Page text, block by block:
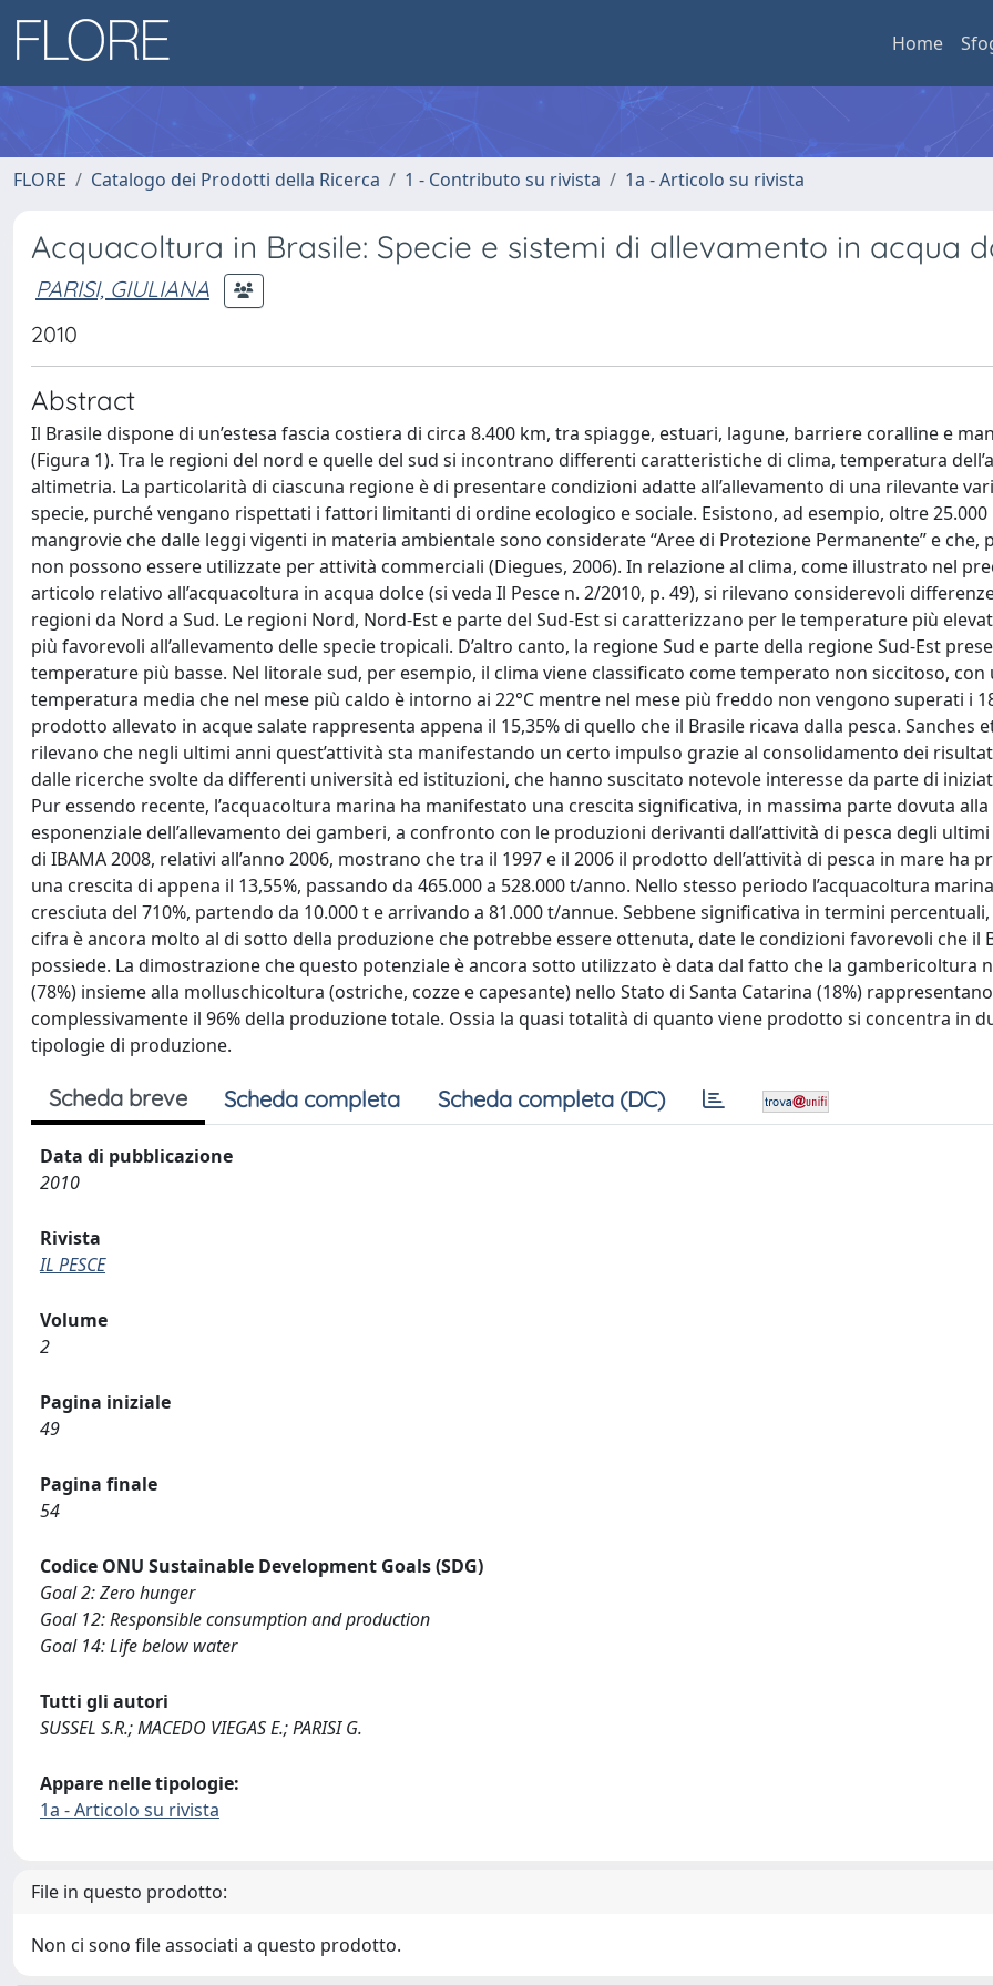
Home
FLORE Catalogo dei Prodotti della Ricerca 1 - Contributo su rivista 1a - Articolo su rivista
Acquacoltura in Brasile: Specie e sistemi di allevamento in acqua
PARISI, GIULIANA
2010
Abstract
Il Brasile dispone di un’estesa fascia costiera di circa 8.400 km, tra spiagge, estuari, lagune, barriere coralline e
(Figura 1). Tra le regioni del nord e quelle del sud si incontrano differenti caratteristiche di clima, temperatura
altimetria. La particolarità di ciascuna regione è di presentare condizioni adatte all’allevamento di una rilevante
specie, purché vengano rispettati i fattori limitanti di ordine ecologico e sociale. Esistono, ad esempio, oltre 25.000
mangrovie che dalle leggi vigenti in materia ambientale sono considerate “Aree di Protezione Permanente” e che,
non possono essere utilizzate per attività commerciali (Diegues, 2006). In relazione al clima, come illustrato nel
articolo relativo all’acquacoltura in acqua dolce (si veda Il Pesce n. 2/2010, p. 49), si rilevano considerevoli
regioni da Nord a Sud. Le regioni Nord, Nord-Est e parte del Sud-Est si caratterizzano per le temperature più
più favorevoli all’allevamento delle specie tropicali. D’altro canto, la regione Sud e parte della regione Sud-Est
temperature più basse. Nel litorale sud, per esempio, il clima viene classificato come temperato non siccitoso, con
temperatura media che nel mese più caldo è intorno ai 22°C mentre nel mese più freddo non vengono superati i
prodotto allevato in acque salate rappresenta appena il 15,35% di quello che il Brasile ricava dalla pesca. Sanches
rilevano che negli ultimi anni quest’attività sta manifestando un certo impulso grazie al consolidamento dei
dalle ricerche svolte da differenti università ed istituzioni, che hanno suscitato notevole interesse da parte di
Pur essendo recente, l’acquacoltura marina ha manifestato una crescita significativa, in massima parte dovuta alla
esponenziale dell’allevamento dei gamberi, a confronto con le produzioni derivanti dall’attività di pesca degli
di IBAMA 2008, relativi all’anno 2006, mostrano che tra il 1997 e il 2006 il prodotto dell’attività di pesca in mare ha
una crescita di appena il 13,55%, passando da 465.000 a 528.000 t/anno. Nello stesso periodo l’acquacoltura
cresciuta del 710%, partendo da 10.000 t e arrivando a 81.000 t/annue. Sebbene significativa in termini
cifra è ancora molto al di sotto della produzione che potrebbe essere ottenuta, date le condizioni favorevoli che il
possiede. La dimostrazione che questo potenziale è ancora sotto utilizzato è data dal fatto che la gambericoltura
(78%) insieme alla molluschicoltura (ostriche, cozze e capesante) nello Stato di Santa Catarina (18%) rappresentano
complessivamente il 96% della produzione totale. Ossia la quasi totalità di quanto viene prodotto si concentra in
tipologie di produzione.
Scheda breve Scheda completa Scheda completa (DC)
Data di pubblicazione
2010
Rivista
IL PESCE
Volume
2
Pagina iniziale
49
Pagina finale
54
Codice ONU Sustainable Development Goals (SDG)
Goal 2: Zero hunger
Goal 12: Responsible consumption and production
Goal 14: Life below water
Tutti gli autori
SUSSEL S.R.; MACEDO VIEGAS E.; PARISI G.
Appare nelle tipologie:
1a - Articolo su rivista
File in questo prodotto:
Non ci sono file associati a questo prodotto.